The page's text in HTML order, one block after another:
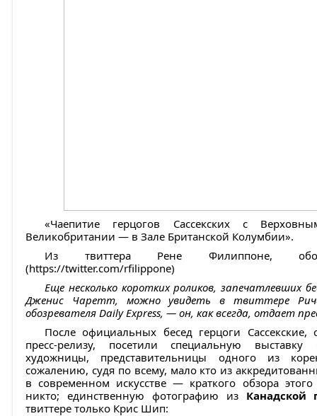
«Чаепитие герцогов Сассекских с
Великобритании — в Зале Британской Колумбии».
Из твиттера Рене Филиппоне,
(https://twitter.com/rfilippone)
Еще несколько коротких роликов, запечатлевших
Дженис Чаретт, можно увидеть в твиттере
обозревателя Daily Express, — он, как всегда, отдает
После официальных бесед герцоги Сассекские,
пресс-релизу, посетили специальную
художницы, представительницы одного из
сожалению, судя по всему, мало кто из
в современном искусстве — краткого обзора
никто; единственную фотографию из Канадской
твиттере только Крис Шип: